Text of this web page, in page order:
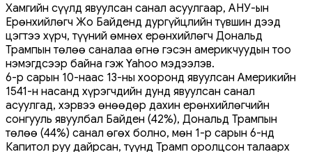
Хамгийн сүүлд явуулсан санал асуулгаар, АНУ-ын
Ерөнхийлөгч Жо Байденд дургүйцлийн түвшин дээд
цэгтээ хүрч, түүний өмнөх ерөнхийлөгч Дональд
Трампын төлөө саналаа өгнө гэсэн америкчуудын тоо
нэмэгдсээр байна гэж Yahoo мэдээлэв.
6-р сарын 10-наас 13-ны хооронд явуулсан Америкийн
1541-н насанд хүрэгчдийн дунд явуулсан санал
асуулгад, хэрвээ өнөөдөр дахин ерөнхийлөгчийн
сонгууль явуулбал Байден (42%), Дональд Трампын
төлөө (44%) санал өгөх болно, мөн 1-р сарын 6-нд
Капитол руу дайрсан, түүнд Трамп оролцсон талаарх